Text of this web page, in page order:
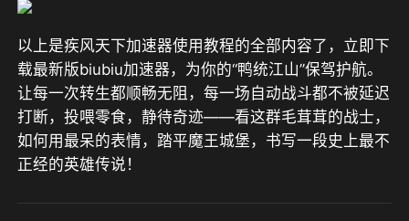
以上是疾风天下加速器使用教程的全部内容了，立即下
载最新版biubiu加速器，为你的“鸭统江山”保驾护航。
让每一次转生都顺畅无阻，每一场自动战斗都不被延迟
打断，投喂零食，静待奇迹——看这群毛茸茸的战士，
如何用最呆的表情，踏平魔王城堡，书写一段史上最不
正经的英雄传说！